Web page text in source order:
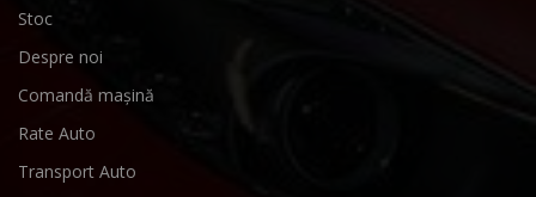
Stoc
Despre noi
Comandă mașină
Rate Auto
Transport Auto